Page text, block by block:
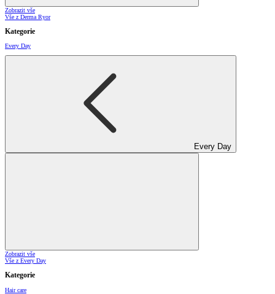
Zobrazit vše
Vše z Derma Ryor
Kategorie
Every Day
Every Day
Zobrazit vše
Vše z Every Day
Kategorie
Hair care